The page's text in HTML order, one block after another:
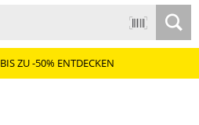
BIS ZU -50% ENTDECKEN